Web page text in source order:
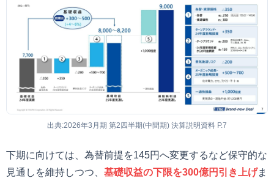
出典:2026年3月期 第2四半期(中間期) 決算説明資料 P.7
下期に向けては、為替前提を145円へ変更するなど保守的な
見通しを維持しつつ、 基礎収益の下限を300億円引き上げま